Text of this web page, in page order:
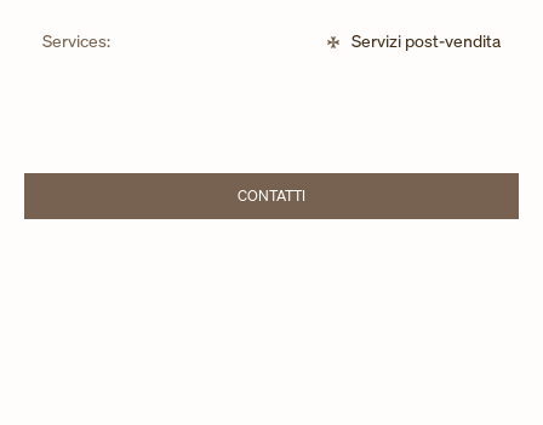
Services: Servizi post-vendita
CONTATTILINK OPENS IN NEW TAB